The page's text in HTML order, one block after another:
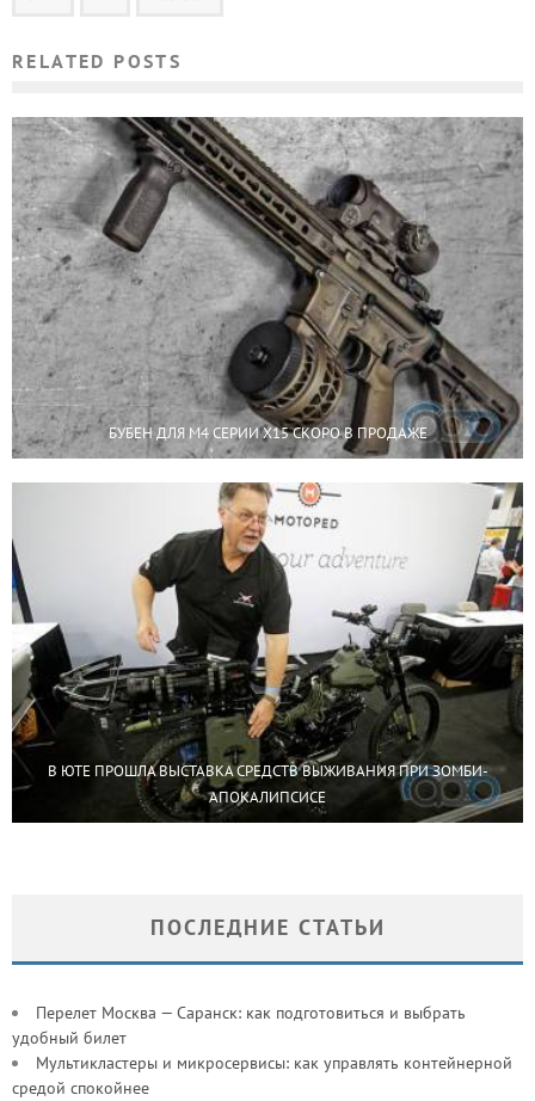
RELATED POSTS
БУБЕН ДЛЯ М4 СЕРИИ X15 СКОРО В ПРОДАЖЕ
В ЮТЕ ПРОШЛА ВЫСТАВКА СРЕДСТВ ВЫЖИВАНИЯ ПРИ ЗОМБИ-
АПОКАЛИПСИСЕ
ПОСЛЕДНИЕ СТАТЬИ
Перелет Москва — Саранск: как подготовиться и выбрать
удобный билет
Мультикластеры и микросервисы: как управлять контейнерной
средой спокойнее